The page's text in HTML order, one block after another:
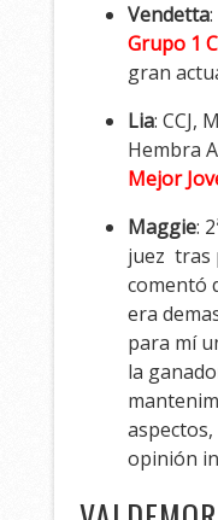
Vendetta
Grupo 1
gran
Lia: CCJ,
Hembra
Mejor
Maggie:
juez tras
comentó
era
para mí
la
opinión